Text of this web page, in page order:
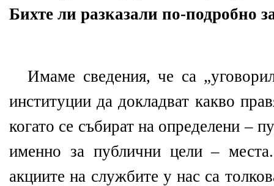
Бихте ли разказали по-подробно
Имаме сведения, че са
институции да докладват какво
когато се събират на определени –
именно за публични цели –
акциите на службите у нас са